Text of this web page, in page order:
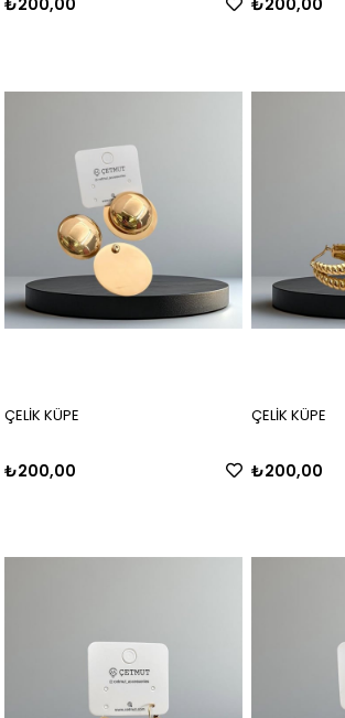
ÇELİK KÜPE
₺200,00
ÇELİK KÜPE
₺200,00